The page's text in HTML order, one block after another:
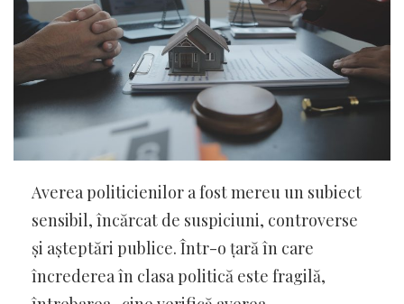
Averea politicienilor a fost mereu un subiect
sensibil, încărcat de suspiciuni, controverse
și așteptări publice. Într-o țară în care
încrederea în clasa politică este fragilă,